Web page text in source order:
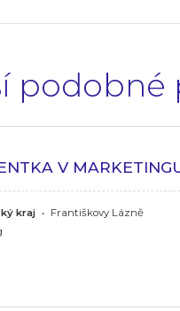
podobné
V
kraj • Františkovy Lázně